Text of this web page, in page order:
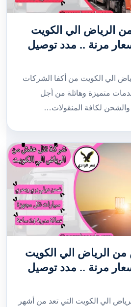
الرياض الي الكويت
أسعار مرنة .. مدد توصيل
الي الكويت من أكفا الشركات
متميزة وهائلة من أجل
لكافة المنقولات…
الرياض الي الكويت
أسعار مرنة .. مدد توصيل
الي الكويت التي تعد من أشهر